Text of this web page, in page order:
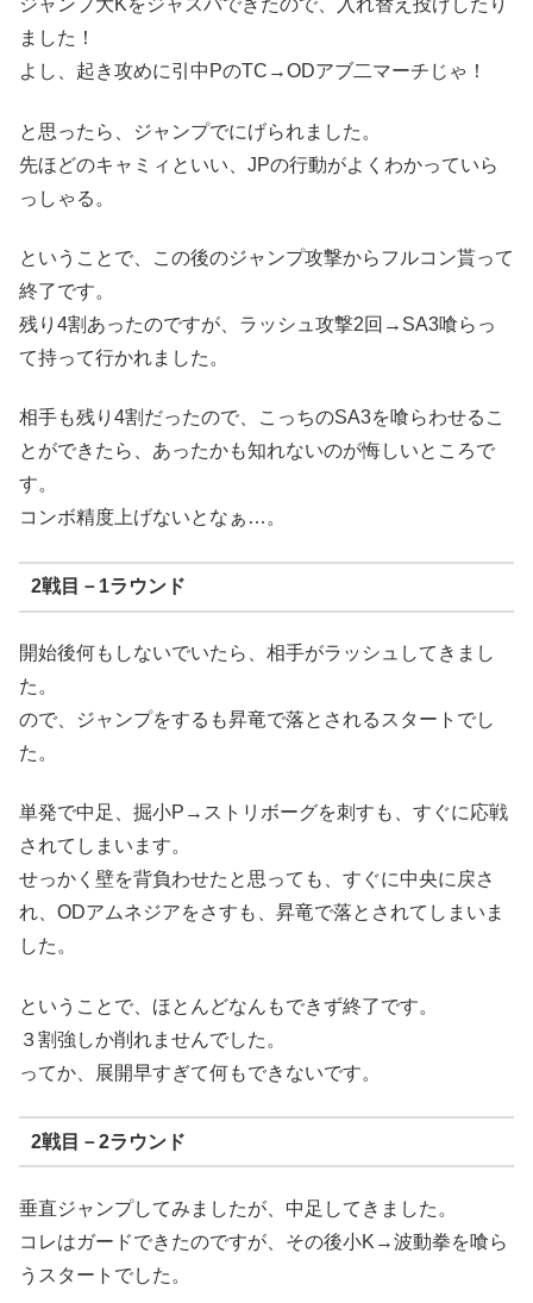
ジャンプ大Kをジャスパできたので、入れ替え投げしたり
ました！
よし、起き攻めに引中PのTC→ODアブ二マーチじゃ！
と思ったら、ジャンプでにげられました。
先ほどのキャミィといい、JPの行動がよくわかっていら
っしゃる。
ということで、この後のジャンプ攻撃からフルコン貰って
終了です。
残り4割あったのですが、ラッシュ攻撃2回→SA3喰らっ
て持って行かれました。
相手も残り4割だったので、こっちのSA3を喰らわせるこ
とができたら、あったかも知れないのが悔しいところで
す。
コンボ精度上げないとなぁ…。
2戦目－1ラウンド
開始後何もしないでいたら、相手がラッシュしてきまし
た。
ので、ジャンプをするも昇竜で落とされるスタートでし
た。
単発で中足、掘小P→ストリボーグを刺すも、すぐに応戦
されてしまいます。
せっかく壁を背負わせたと思っても、すぐに中央に戻さ
れ、ODアムネジアをさすも、昇竜で落とされてしまいま
した。
ということで、ほとんどなんもできず終了です。
３割強しか削れませんでした。
ってか、展開早すぎて何もできないです。
2戦目－2ラウンド
垂直ジャンプしてみましたが、中足してきました。
コレはガードできたのですが、その後小K→波動拳を喰ら
うスタートでした。